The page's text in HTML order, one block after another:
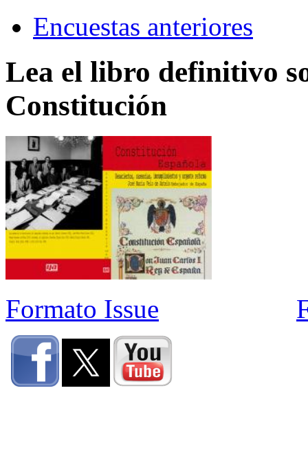
Encuestas anteriores
Lea el libro definitivo
Constitución
Formato Issue